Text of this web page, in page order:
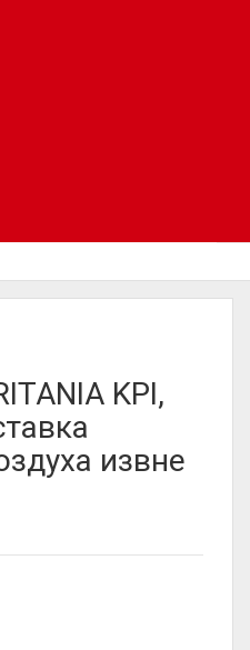
KPI,
извне